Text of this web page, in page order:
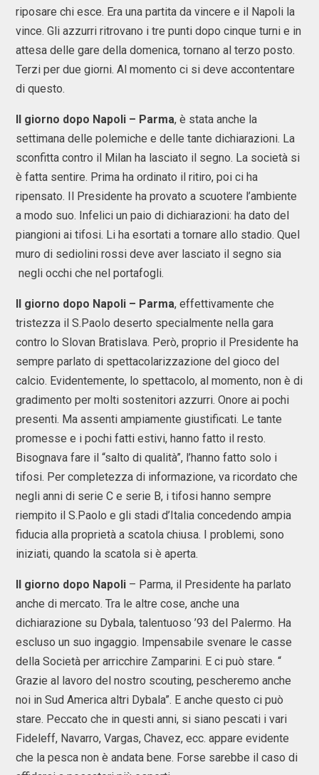
riposare chi esce. Era una partita da vincere e il Napoli la
vince. Gli azzurri ritrovano i tre punti dopo cinque turni e in
attesa delle gare della domenica, tornano al terzo posto.
Terzi per due giorni. Al momento ci si deve accontentare
di questo.
Il giorno dopo Napoli – Parma, è stata anche la
settimana delle polemiche e delle tante dichiarazioni. La
sconfitta contro il Milan ha lasciato il segno. La società si
è fatta sentire. Prima ha ordinato il ritiro, poi ci ha
ripensato. Il Presidente ha provato a scuotere l’ambiente
a modo suo. Infelici un paio di dichiarazioni: ha dato del
piangioni ai tifosi. Li ha esortati a tornare allo stadio. Quel
muro di sediolini rossi deve aver lasciato il segno sia
negli occhi che nel portafogli.
Il giorno dopo Napoli – Parma, effettivamente che
tristezza il S.Paolo deserto specialmente nella gara
contro lo Slovan Bratislava. Però, proprio il Presidente ha
sempre parlato di spettacolarizzazione del gioco del
calcio. Evidentemente, lo spettacolo, al momento, non è di
gradimento per molti sostenitori azzurri. Onore ai pochi
presenti. Ma assenti ampiamente giustificati. Le tante
promesse e i pochi fatti estivi, hanno fatto il resto.
Bisognava fare il “salto di qualità”, l’hanno fatto solo i
tifosi. Per completezza di informazione, va ricordato che
negli anni di serie C e serie B, i tifosi hanno sempre
riempito il S.Paolo e gli stadi d’Italia concedendo ampia
fiducia alla proprietà a scatola chiusa. I problemi, sono
iniziati, quando la scatola si è aperta.
Il giorno dopo Napoli – Parma, il Presidente ha parlato
anche di mercato. Tra le altre cose, anche una
dichiarazione su Dybala, talentuoso ’93 del Palermo. Ha
escluso un suo ingaggio. Impensabile svenare le casse
della Società per arricchire Zamparini. E ci può stare. “
Grazie al lavoro del nostro scouting, pescheremo anche
noi in Sud America altri Dybala”. E anche questo ci può
stare. Peccato che in questi anni, si siano pescati i vari
Fideleff, Navarro, Vargas, Chavez, ecc. appare evidente
che la pesca non è andata bene. Forse sarebbe il caso di